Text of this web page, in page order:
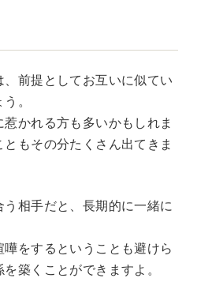
前提としてお互いに似てい
。
かれる方も多いかもしれま
もその分たくさん出てきま
相手だと、長期的に一緒に
をするということも避けら
築くことができますよ。